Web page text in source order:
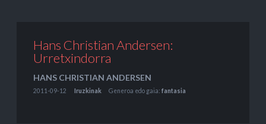
Hans Christian Andersen:
Urretxindorra
HANS CHRISTIAN ANDERSEN
2011-09-12 Iruzkinak Generoa edo gaia: fantasia